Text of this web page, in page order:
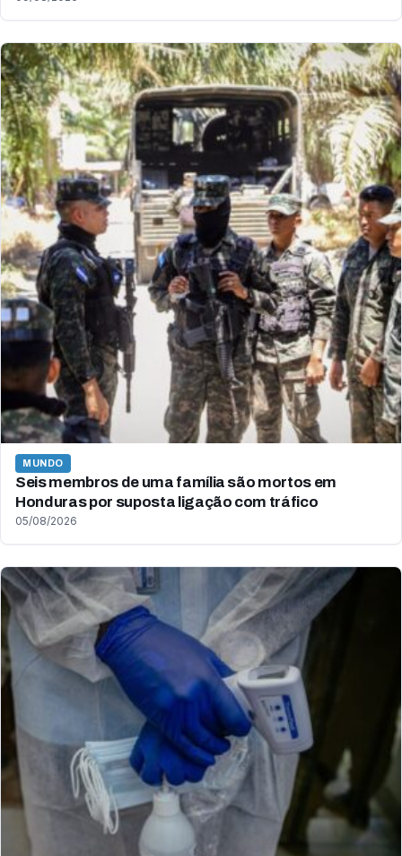
MUNDO
Seis membros de uma família são mortos em
Honduras por suposta ligação com tráfico
05/08/2026